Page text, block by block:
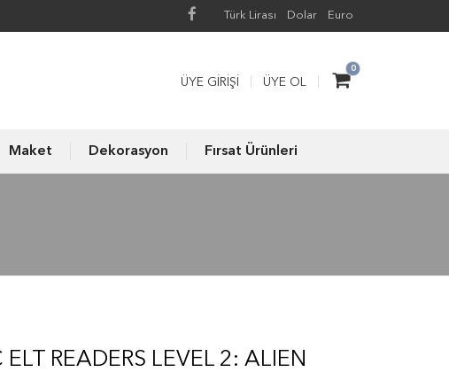
Türk Lirası Dolar Euro
0
ÜYE GIRIŞI ÜYE OL
Maket Dekorasyon Fırsat Ürünleri
READERS LEVEL 2: ALIEN